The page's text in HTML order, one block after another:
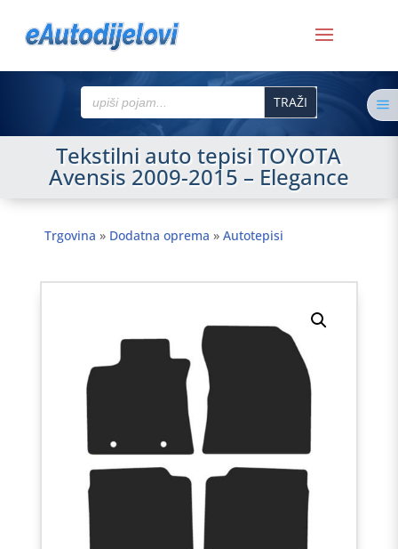
Search
for:
Tekstilni auto tepisi TOYOTA
Avensis 2009-2015 – Elegance
Trgovina » Dodatna oprema » Autotepisi
a